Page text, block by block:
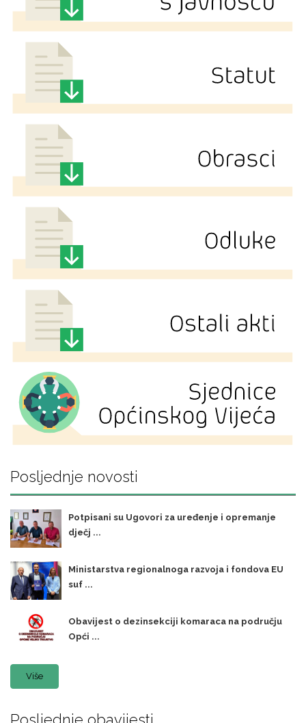
Posljednje novosti
Potpisani su Ugovori za uređenje i opremanje
dječj ...
Ministarstva regionalnoga razvoja i fondova EU
suf ...
Obavijest o dezinsekciji komaraca na području
Opći ...
Više